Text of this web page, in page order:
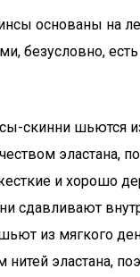
основаны на
безусловно,
скинни шьются
эластана,
и хорошо
сдавливают
из мягкого
нитей эластана,